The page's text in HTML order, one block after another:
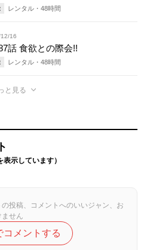
レンタル・ 48時間
16
話 食欲との際会!!
レンタル・ 48時間
と見る
示しています）
投稿、コメントへのいいジャン、お
せん
コメントする